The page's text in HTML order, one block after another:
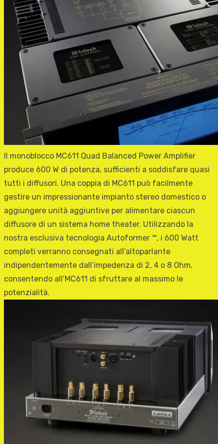
Il monoblocco MC611 Quad Balanced Power Amplifier
produce 600 W di potenza, sufficienti a soddisfare quasi
tutti i diffusori. Una coppia di MC611 può facilmente
gestire un impressionante impianto stereo domestico o
aggiungere unità aggiuntive per alimentare ciascun
diffusore di un sistema home theater. Utilizzando la
nostra esclusiva tecnologia Autoformer ™, i 600 Watt
completi verranno consegnati all’altoparlante
indipendentemente dall’impedenza di 2, 4 o 8 Ohm,
consentendo all’MC611 di sfruttare al massimo le
potenzialità.